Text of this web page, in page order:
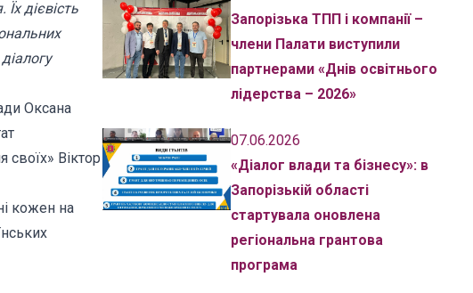
дієвість
Оксана
своїх» Віктор
кожен на
Запорізька ТПП і компанії –
члени Палати виступили
партнерами «Днів освітнього
лідерства – 2026»
07.06.2026
«Діалог влади та бізнесу»: в
Запорізькій області
стартувала оновлена
регіональна грантова
програма